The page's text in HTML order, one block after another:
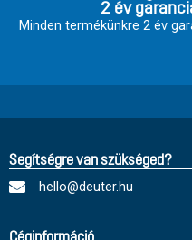
2 év
Minden termékünkre 2 év
Segítségre van szükséged?
hello@deuter.hu